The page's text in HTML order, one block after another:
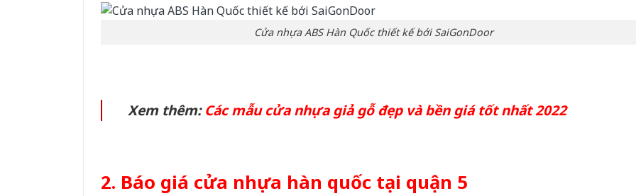
Cửa nhựa ABS Hàn Quốc thiết kế bới SaiGonDoor
Xem thêm:Các mẫu cửa nhựa giả gỗ đẹp và bền giá tốt nhất 2022
2. Báo giá cửa nhựa hàn quốc tại quận 5